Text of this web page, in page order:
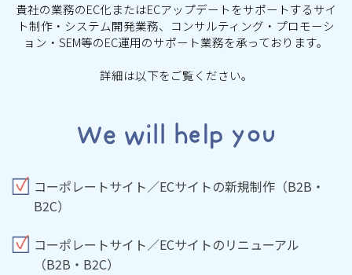
貴社の業務のEC化またはECアップデートをサポートするサイ
ト制作・システム開発業務、 コンサルティング・プロモーシ
ョン・SEM等のEC運用のサポート業務を承っております。
詳細は以下をご覧ください。
コーポレートサイト／ECサイトの新規制作（B2B・
B2C）
コーポレートサイト／ECサイトのリニューアル
（B2B・B2C）